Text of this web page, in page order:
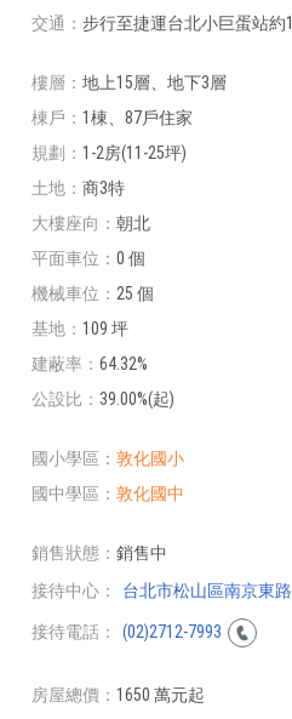
交通
步行至捷運台北小巨蛋站約
樓層
地上15層、地下3層
棟戶
1棟、87戶住家
規劃
1-2房(11-25坪)
土地
商3特
大樓座向
朝北
平面車位
0 個
機械車位
25 個
基地
109 坪
建蔽率
64.32%
公設比
39.00%(起)
國小學區
敦化國小
國中學區
敦化國中
銷售狀態
銷售中
接待中心
台北市松山區南京東
接待電話 (02)2712-7993
房屋總價
1650 萬元起